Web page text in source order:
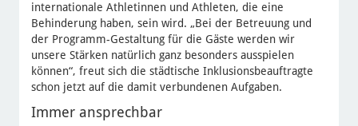
internationale Athletinnen und Athleten, die eine
Behinderung haben, sein wird. „Bei der Betreuung und
der Programm-Gestaltung für die Gäste werden wir
unsere Stärken natürlich ganz besonders ausspielen
können“, freut sich die städtische Inklusionsbeauftragte
schon jetzt auf die damit verbundenen Aufgaben.
Immer ansprechbar